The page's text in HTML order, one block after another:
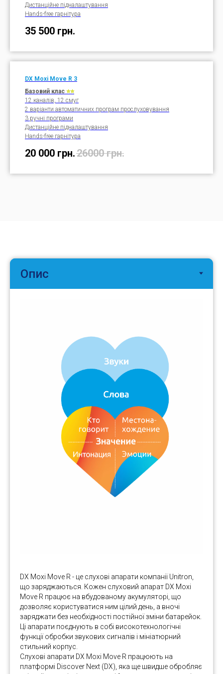
Дистанційне підналаштування
Hands-free гарнітура
35 500 грн.
DX Moxi Move R 3
Базовий клас ⭐⭐
12 каналів, 12 смуг
2 варіанти автоматичних програм прослуховування
3 ручні програми
Дистанційне підналаштування
Hands-free гарнітура
20 000 грн.26000 грн.
DX Moxi Move R - це слухові апарати компанії Unitron,
що заряджаються. Кожен слуховий апарат DX Moxi
Move R працює на вбудованому акумуляторі, що
дозволяє користуватися ним цілий день, а вночі
заряджати без необхідності постійної зміни батарейок.
Ці апарати поєднують в собі високотехнологічні
функції обробки звукових сигналів і мініатюрний
стильний корпус.
Слухові апарати DX Moxi Move R працюють на
платформі Discover Next (DX), яка ще швидше обробляє